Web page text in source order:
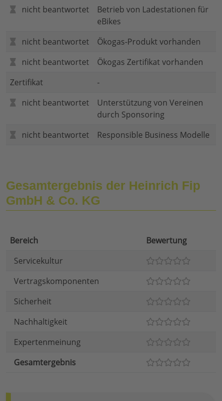
nicht beantwortet
Betrieb von Ladestationen für
eBikes
nicht beantwortet
Ökogas-Produkt vorhanden
nicht beantwortet
Ökogas Zertifikat vorhanden
Zertifikat
-
nicht beantwortet
Unterstützung von Vereinen
durch Sponsoring
nicht beantwortet
Responsible Business Modelle
Gesamtergebnis der Heinrich Fip
GmbH & Co. KG
Bereich
Bewertung
Servicekultur
Vertragskomponenten
Sicherheit
Nachhaltigkeit
Expertenmeinung
Gesamtergebnis